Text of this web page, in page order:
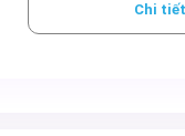
Chi tiết